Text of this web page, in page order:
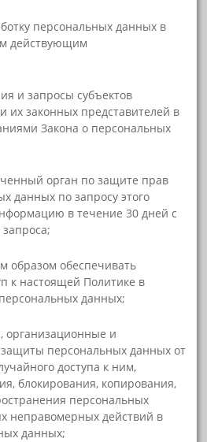
персональных данных в
действующим
и запросы субъектов
их законных представителей в
Закона о персональных
орган по защите прав
данных по запросу этого
в течение 30 дней с
образом обеспечивать
к настоящей Политике в
данных;
организационные и
персональных данных от
доступа к ним,
блокирования, копирования,
персональных
неправомерных действий в
данных;